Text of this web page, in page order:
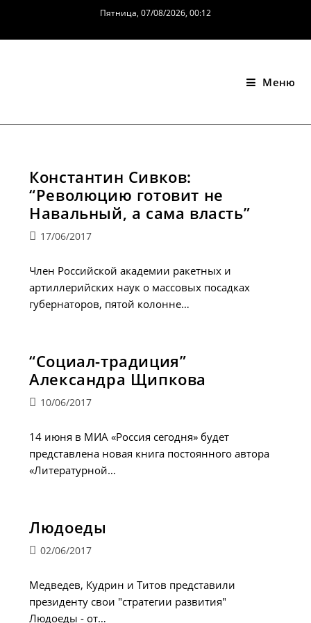
содержимому
Пятница, 07/08/2026, 00:12
Меню
Константин Сивков:
“Революцию готовит не
Навальный, а сама власть”
Запись
17/06/2017
Член Российской академии ракетных и
артиллерийских наук о массовых посадках
губернаторов, пятой колонне…
“Социал-традиция”
Александра Щипкова
Запись
10/06/2017
14 июня в МИА «Россия сегодня» будет
представлена новая книга постоянного автора
«Литературной…
Людоеды
Запись
02/06/2017
Медведев, Кудрин и Титов представили
президенту свои "стратегии развития"
Людоеды - от…